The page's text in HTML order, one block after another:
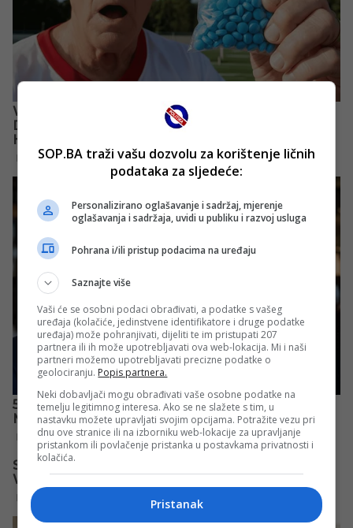
SOP.BA traži vašu dozvolu za korištenje ličnih
podataka za sljedeće:
Personalizirano oglašavanje i sadržaj, mjerenje
oglašavanja i sadržaja, uvidi u publiku i razvoj usluga
Pohrana i/ili pristup podacima na uređaju
Saznajte više
Vaši će se osobni podaci obrađivati, a podatke s vašeg
uređaja (kolačiće, jedinstvene identifikatore i druge podatke
uređaja) može pohranjivati, dijeliti te im pristupati 207
partnera ili ih može upotrebljavati ova web-lokacija. Mi i naši
partneri možemo upotrebljavati precizne podatke o
geolociranju. Popis partnera.
Neki dobavljači mogu obrađivati vaše osobne podatke na
temelju legitimnog interesa. Ako se ne slažete s tim, u
nastavku možete upravljati svojim opcijama. Potražite vezu pri
dnu ove stranice ili na izborniku web-lokacije za upravljanje
pristankom ili povlačenje pristanka u postavkama privatnosti i
kolačića.
Pristanak